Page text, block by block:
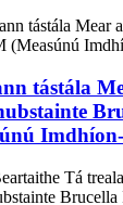
tástála
Tá